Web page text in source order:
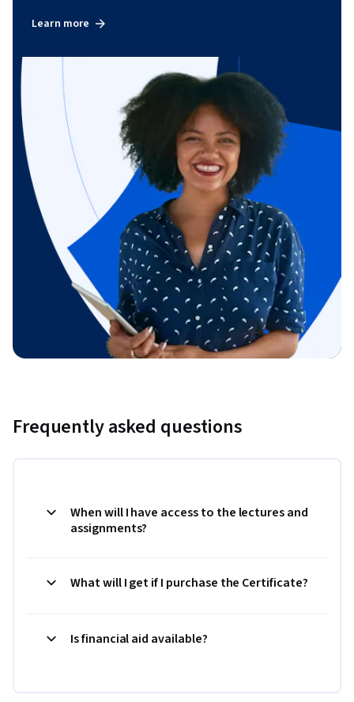
22. 序变模型（The Sequential Model）
theory）
24. 抗体酶（Abzymes）
25. 临近与定向效应（Catalysis by proximity and
orientation）
26. 广义酸碱催化（General Acid-base catalysis）
27. 静电催化（Electrostatic catalysis）
28. 金属催化（Metal catalysis）
29. 共价催化（Covalent catalysis）
30. 底物形变（Substrate strain）
31. 蛋白酶（Proteases）
32. 酶活性的调节（Regulation of Enzyme Activities)
33. 同工酶（Isozymes）
34. 别构调节（Allosteric control）
35. 共价修饰调节（Regulation by covalent modification）
36. 水解激活（Proteolytic activation）
37. 调节蛋白的激活和抑制（Stimulation and inhibition by
第五章  糖类和脂类的结构与功能（Chapter 5  Structure and
Function of Carbohydrates and Lipids)
4. 异头体（Anomer）
5. 寡糖（Oligosaccharides）
8. 脂类（Lipids）
10. 脂肪（Fats）
Learn more
Frequently asked questions
When will I have access to the lectures and
assignments?
What will I get if I purchase the Certificate?
Is financial aid available?